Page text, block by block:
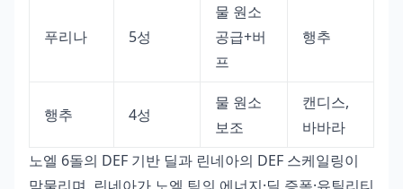
푸리나 5성
물 원소
공급+버
프
행추
행추 4성
물 원소
보조
캔디스,
바바라
노엘 6돌의 DEF 기반 딜과 린네아의 DEF 스케일링이
맞물리며, 린네아가 노엘 팀의 에너지·딜 증폭·유틸리티